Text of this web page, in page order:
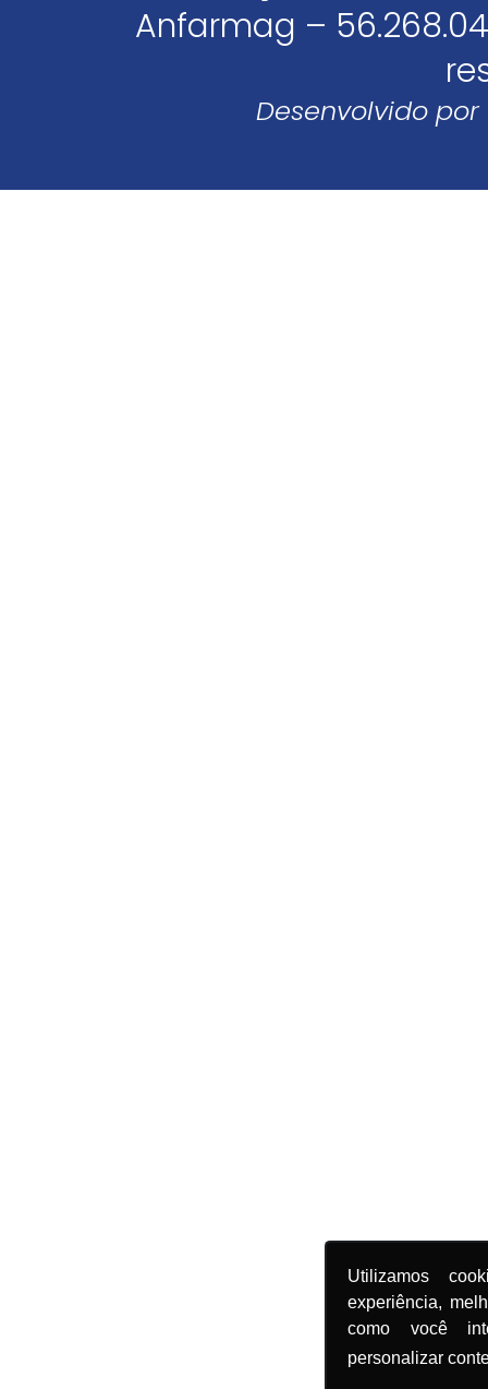
Utilizamos
experiência,
como você
personalizar
Anfarmag –
Desenvolvido por